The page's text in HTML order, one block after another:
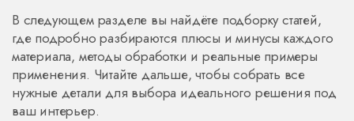
В следующем разделе вы найдёте подборку статей,
где подробно разбираются плюсы и минусы каждого
материала, методы обработки и реальные примеры
применения. Читайте дальше, чтобы собрать все
нужные детали для выбора идеального решения под
ваш интерьер.